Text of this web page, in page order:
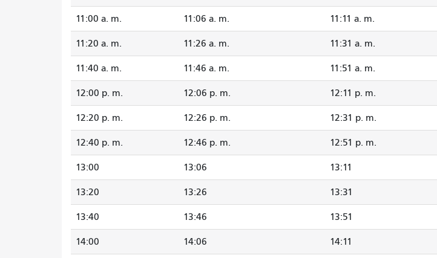
11:00 a. m. 11:06 a. m. 11:11 a. m.
11:20 a. m. 11:26 a. m. 11:31 a. m.
11:40 a. m. 11:46 a. m. 11:51 a. m.
12:00 p. m. 12:06 p. m. 12:11 p. m.
12:20 p. m. 12:26 p. m. 12:31 p. m.
12:40 p. m. 12:46 p. m. 12:51 p. m.
13:00 13:06 13:11
13:20 13:26 13:31
13:40 13:46 13:51
14:00 14:06 14:11